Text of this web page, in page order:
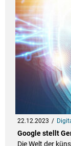
22.12.2023
Google stellt
Die Welt der